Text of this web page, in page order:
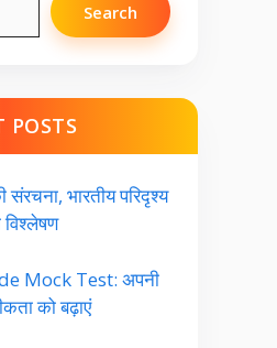
Search
POSTS
भारतीय परिदृश्य
Mock Test: अपनी
को बढ़ाएं